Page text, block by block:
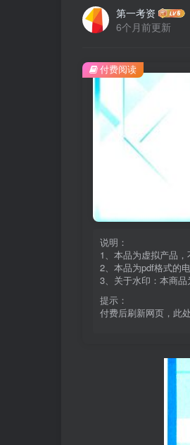
第一考资
6个月前更新
说明：
1、本品为虚拟产品，
2、本品为pdf格式的
3、关于水印：本商品
提示：
付费后刷新网页，此
付费阅读